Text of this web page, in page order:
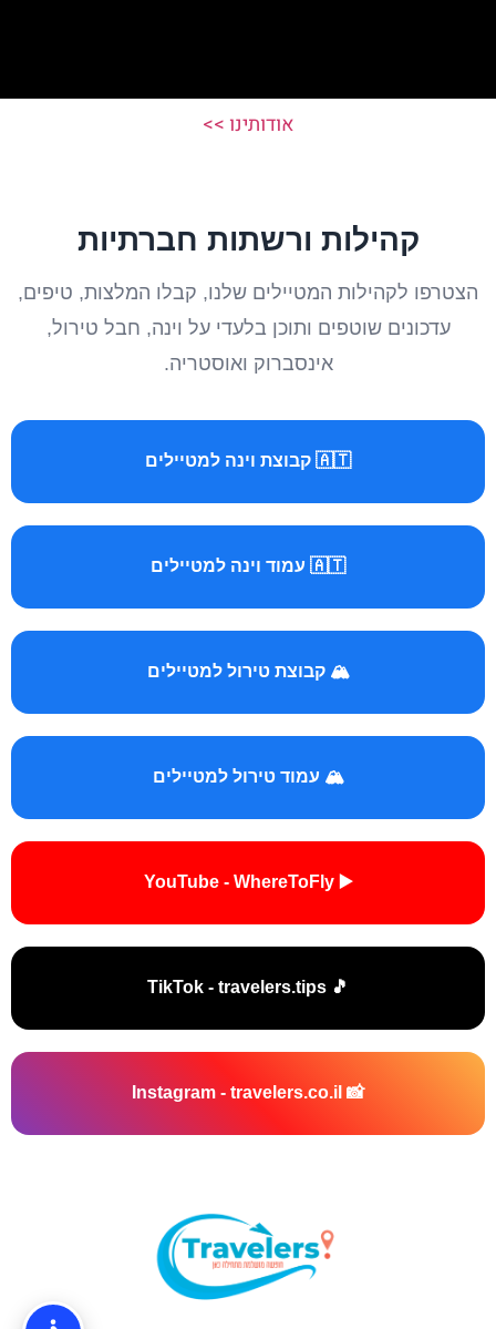
אודותינו >>
קהילות ורשתות חברתיות
הצטרפו לקהילות המטיילים שלנו, קבלו המלצות, טיפים,
עדכונים שוטפים ותוכן בלעדי על וינה, חבל טירול,
אינסברוק ואוסטריה.
🇦🇹 קבוצת וינה למטיילים
🇦🇹 עמוד וינה למטיילים
🏔️ קבוצת טירול למטיילים
🏔️ עמוד טירול למטיילים
▶️ YouTube - WhereToFly
🎵 TikTok - travelers.tips
📸 Instagram - travelers.co.il